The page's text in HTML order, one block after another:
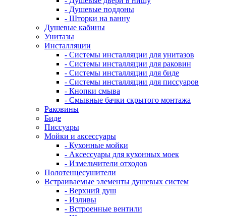
- Душевые поддоны
- Шторки на ванну
Душевые кабины
Унитазы
Инсталляции
- Системы инсталляции для унитазов
- Системы инсталляции для раковин
- Системы инсталляции для биде
- Системы инсталляции для писсуаров
- Кнопки смыва
- Смывные бачки скрытого монтажа
Раковины
Биде
Писсуары
Мойки и аксессуары
- Кухонные мойки
- Аксессуары для кухонных моек
- Измельчители отходов
Полотенцесушители
Встраиваемые элементы душевых систем
- Верхний душ
- Изливы
- Встроенные вентили